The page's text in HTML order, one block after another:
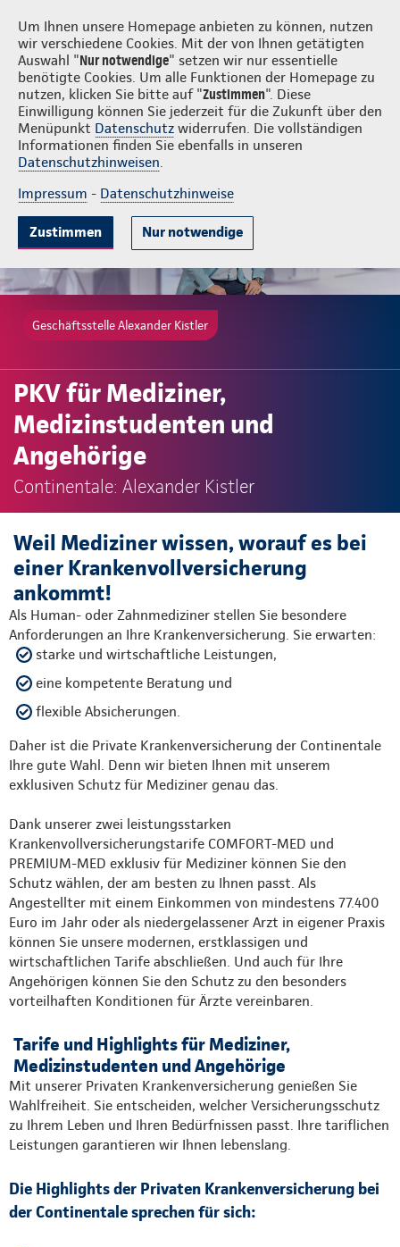
Um Ihnen unsere Homepage anbieten zu können, nutzen
wir verschiedene Cookies. Mit der von Ihnen getätigten
Auswahl "Nur notwendige" setzen wir nur essentielle
benötigte Cookies. Um alle Funktionen der Homepage zu
nutzen, klicken Sie bitte auf "Zustimmen". Diese
Einwilligung können Sie jederzeit für die Zukunft über den
Menüpunkt Datenschutz widerrufen. Die vollständigen
Informationen finden Sie ebenfalls in unseren
Datenschutzhinweisen.
Impressum - Datenschutzhinweise
Zustimmen Nur notwendige
Alexander Kistler Login
Gute Gründe Tarife & Leistungen Wissenswertes Beratung &
Geschäftsstelle Alexander Kistler
PKV für Mediziner,
Medizinstudenten und
Angehörige
Continentale: Alexander Kistler
Weil Mediziner wissen, worauf es bei
einer Krankenvollversicherung
ankommt!
Als Human- oder Zahnmediziner stellen Sie besondere
Anforderungen an Ihre Krankenversicherung. Sie erwarten:
starke und wirtschaftliche Leistungen,
eine kompetente Beratung und
flexible Absicherungen.
Daher ist die Private Krankenversicherung der Continentale
Ihre gute Wahl. Denn wir bieten Ihnen mit unserem
exklusiven Schutz für Mediziner genau das.
Dank unserer zwei leistungsstarken
Krankenvollversicherungstarife COMFORT-MED und
PREMIUM-MED exklusiv für Mediziner können Sie den
Schutz wählen, der am besten zu Ihnen passt. Als
Angestellter mit einem Einkommen von mindestens 77.400
Euro im Jahr oder als niedergelassener Arzt in eigener Praxis
können Sie unsere modernen, erstklassigen und
wirtschaftlichen Tarife abschließen. Und auch für Ihre
Angehörigen können Sie den Schutz zu den besonders
vorteilhaften Konditionen für Ärzte vereinbaren.
Tarife und Highlights für Mediziner,
Medizinstudenten und Angehörige
Mit unserer Privaten Krankenversicherung genießen Sie
Wahlfreiheit. Sie entscheiden, welcher Versicherungsschutz
zu Ihrem Leben und Ihren Bedürfnissen passt. Ihre tariflichen
Leistungen garantieren wir Ihnen lebenslang.
Die Highlights der Privaten Krankenversicherung bei
der Continentale sprechen für sich: